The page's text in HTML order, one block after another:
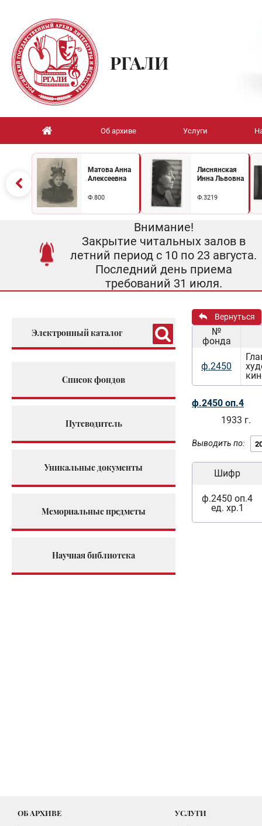
РГАЛИ
Об архиве Услуги
Матова Анна
Алексеевна
Ф.800
Лиснянская
Инна Львовна
Ф.3219
Внимание!
Закрытие читальных залов в
летний период с 10 по 23 августа.
Последний день приема
требований 31 июля.
Электронный каталог
Список фондов
Путеводитель
Уникальные документы
Мемориальные предметы
Научная библиотека
Вернуться
№
фонда
ф.2450
ф.2450 оп.4
1933 г.
Выводить по:
Шифр
ф.2450 оп.4
ед. хр.1
ОБ АРХИВЕ УСЛУГИ